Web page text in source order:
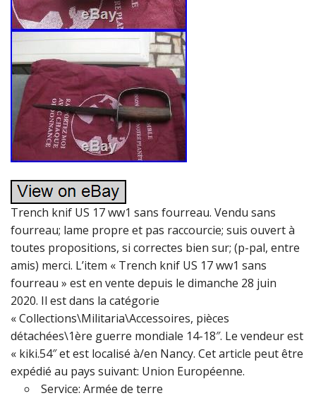
Trench knif US 17 ww1 sans fourreau. Vendu sans
fourreau; lame propre et pas raccourcie; suis ouvert à
toutes propositions, si correctes bien sur; (p-pal, entre
amis) merci. L’item « Trench knif US 17 ww1 sans
fourreau » est en vente depuis le dimanche 28 juin
2020. Il est dans la catégorie
« Collections\Militaria\Accessoires, pièces
détachées\1ère guerre mondiale 14-18″. Le vendeur est
« kiki.54″ et est localisé à/en Nancy. Cet article peut être
expédié au pays suivant: Union Européenne.
Service: Armée de terre